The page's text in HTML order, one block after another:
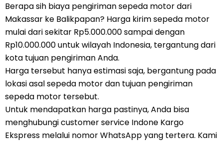
Berapa sih biaya pengiriman sepeda motor dari
Makassar ke Balikpapan? Harga kirim sepeda motor
mulai dari sekitar Rp5.000.000 sampai dengan
Rp10.000.000 untuk wilayah Indonesia, tergantung dari
kota tujuan pengiriman Anda.
Harga tersebut hanya estimasi saja, bergantung pada
lokasi asal sepeda motor dan tujuan pengiriman
sepeda motor tersebut.
Untuk mendapatkan harga pastinya, Anda bisa
menghubungi customer service Indone Kargo
Ekspress melalui nomor WhatsApp yang tertera. Kami